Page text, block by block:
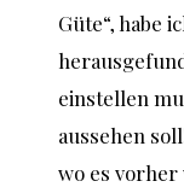
Güte“, habe
einstellen
aussehen
wo es vorher